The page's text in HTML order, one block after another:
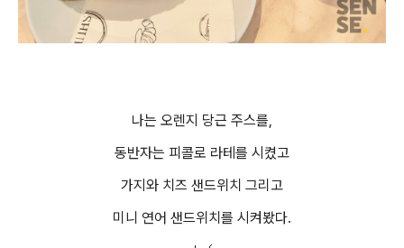
나는 오렌지 당근 주스를,
동반자는 피콜로 라테를 시켰고
가지와 치즈 샌드위치 그리고
미니 연어 샌드위치를 시켜봤다.